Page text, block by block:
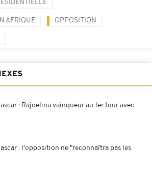
AFRIQUE OPPOSITION
: Rajoelina vainqueur au 1er tour avec
: l'opposition ne "reconnaîtra pas les